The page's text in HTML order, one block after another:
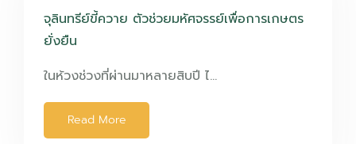
จุลินทรีย์ขี้ควาย ตัวช่วยมหัศจรรย์เพื่อการเกษตร
ยั่งยืน
ในห้วงช่วงที่ผ่านมาหลายสิบปี ไ…
Read More